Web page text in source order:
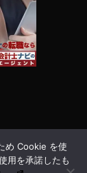
め Cookie を使
用を承諾したも